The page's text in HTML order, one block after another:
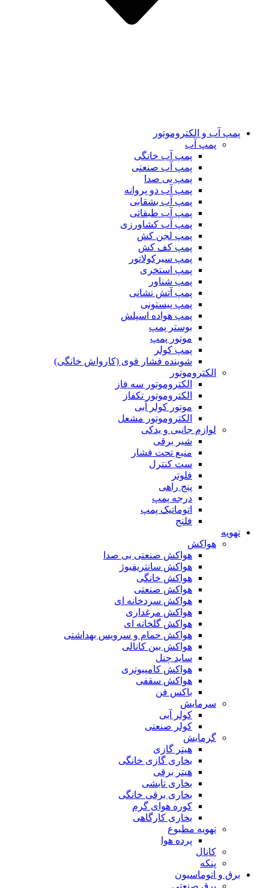
پمپ آب و الکتروموتور
پمپ آب
پمپ آب خانگی
پمپ آب صنعتی
پمپ بی صدا
پمپ آب دو پروانه
پمپ آب بشقابی
پمپ آب طبقاتی
پمپ آب کشاورزی
پمپ لجن کش
پمپ کف کش
پمپ سیرکولاتور
پمپ استخری
پمپ شناور
پمپ آتش نشانی
پمپ پیستونی
پمپ هواده اسپلش
بوستر پمپ
موتور پمپ
پمپ کولر
شوینده فشار قوی (کارواش خانگی)
الکتروموتور
الکتروموتور سه فاز
الکتروموتور تکفاز
موتور کولر آبی
الکتروموتور مشعل
لوازم جانبی و یدکی
شیر برقی
منبع تحت فشار
ست کنترل
فلوتر
پنج راهی
درجه پمپ
اتوماتیک پمپ
فلنج
تهویه
هواکش
هواکش صنعتی بی صدا
هواکش سانتریفیوژ
هواکش خانگی
هواکش صنعتی
هواکش سردخانه ای
هواکش مرغداری
هواکش گلخانه ای
هواکش حمام و سرویس بهداشتی
هواکش بین کانالی
ساید چنل
هواکش کامپیوتری
هواکش سقفی
باکس فن
سرمایش
کولر آبی
کولر صنعتی
گرمایش
هیتر گازی
بخاری گازی خانگی
هیتر برقی
بخاری تابشی
بخاری برقی خانگی
کوره هوای گرم
بخاری کارگاهی
تهویه مطبوع
پرده هوا
کانال
پنکه
برق و اتوماسیون